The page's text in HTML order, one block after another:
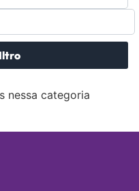
nessa categoria